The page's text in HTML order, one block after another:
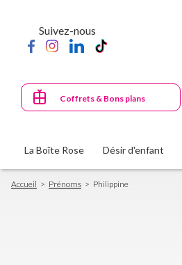
principal
Suivez-nous
Coffrets & Bons plans
La Boîte Rose Désir d'enfant
Fil
d'Ariane
Accueil Prénoms Philippine